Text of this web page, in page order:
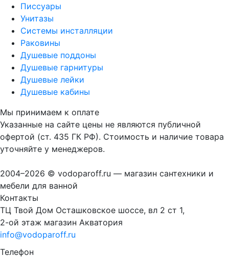
Писсуары
Унитазы
Системы инсталляции
Раковины
Душевые поддоны
Душевые гарнитуры
Душевые лейки
Душевые кабины
Мы принимаем к оплате
Указанные на сайте цены не являются публичной
офертой (ст. 435 ГК РФ). Стоимость и наличие товара
уточняйте у менеджеров.
2004–2026 © vodoparoff.ru — магазин сантехники и
мебели для ванной
Контакты
ТЦ Твой Дом Осташковское шоссе, вл 2 ст 1,
2-ой этаж магазин Акватория
info@vodoparoff.ru
Телефон